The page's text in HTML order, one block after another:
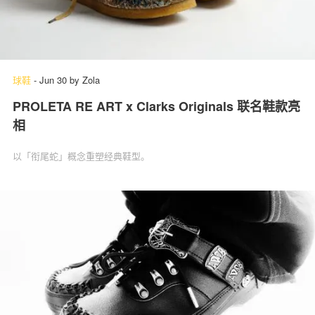
球鞋 - Jun 30 by Zola
PROLETA RE ART x Clarks Originals 联名鞋款亮
相
以「衔尾蛇」概念重塑经典鞋型。